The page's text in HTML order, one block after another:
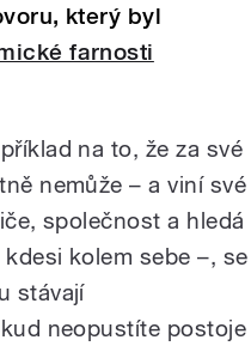
který byl
farnosti
na to, že za své
nemůže – a viní své
společnost a hledá
kolem sebe –, se
stávají
neopustíte postoje